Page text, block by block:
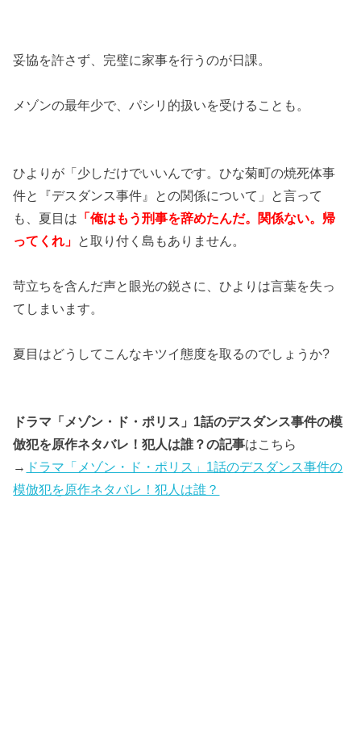
妥協を許さず、完璧に家事を行うのが日課。
メゾンの最年少で、パシリ的扱いを受けることも。
ひよりが「少しだけでいいんです。ひな菊町の焼死体事
件と『デスダンス事件』との関係について」と言って
も、夏目は 「俺はもう刑事を辞めたんだ。関係ない。帰
ってくれ」
と取り付く島もありません。
苛立ちを含んだ声と眼光の鋭さに、ひよりは言葉を失っ
てしまいます。
夏目はどうしてこんなキツイ態度を取るのでしょうか?
ドラマ「メゾン・ド・ポリス」1話のデスダンス事件の模
倣犯を原作ネタバレ！犯人は誰？の記事はこちら
→ ドラマ「メゾン・ド・ポリス」1話のデスダンス事件の
模倣犯を原作ネタバレ！犯人は誰？